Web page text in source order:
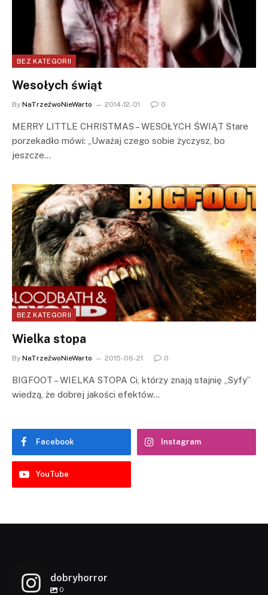
BEZ KATEGORII
Wesołych świąt
By NaTrzeźwoNieWarto 2014-12-01 0
MERRY LITTLE CHRISTMAS – WESOŁYCH ŚWIĄT Stare
porzekadło mówi: „Uważaj czego sobie życzysz, bo
jeszcze…
BEZ KATEGORII
Wielka stopa
By NaTrzeźwoNieWarto 2015-06-21 0
BIGFOOT – WIELKA STOPA Ci, którzy znają stajnię „Syfy”
wiedzą, że dobrej jakości efektów…
Facebook Instagram
YouTube
dobryhorror
0